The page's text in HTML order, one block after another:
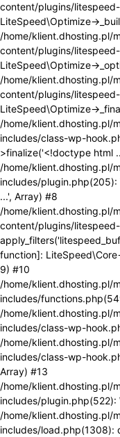
content/plugins/
LiteSpeed\Optimize-
/home/klient.dhosting.pl/
content/plugins/
LiteSpeed\Optimize-
/home/klient.dhosting.pl/
content/plugins/
LiteSpeed\Optimize-
/home/klient.dhosting.pl/
includes/class-wp-
>finalize('<!doctype html
/home/klient.dhosting.pl/
includes/plugin.php(205):
...', Array) #8
/home/klient.dhosting.pl/
content/plugins/
function]:
9) #10
/home/klient.dhosting.pl/
includes/
/home/klient.dhosting.pl/
includes/class-wp-
/home/klient.dhosting.pl/
includes/class-wp-
Array) #13
/home/klient.dhosting.pl/
includes/plugin.php(522):
/home/klient.dhosting.pl/
includes/load.php(1308):